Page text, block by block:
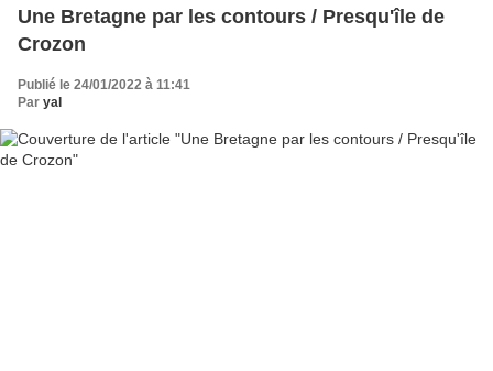
Une Bretagne par les contours / Presqu'île de
Crozon
Publié le 24/01/2022 à 11:41
Par yal